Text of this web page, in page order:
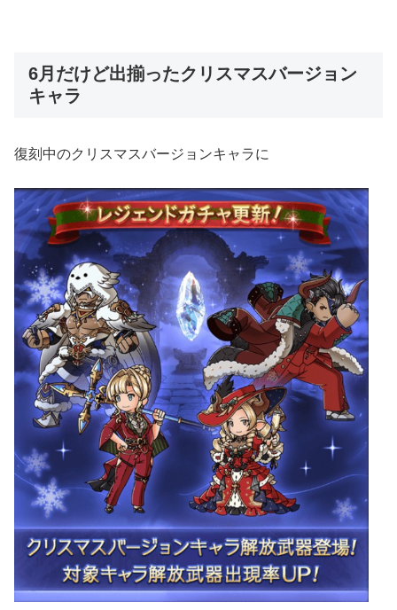
6月だけど出揃ったクリスマスバージョン
キャラ
復刻中のクリスマスバージョンキャラに